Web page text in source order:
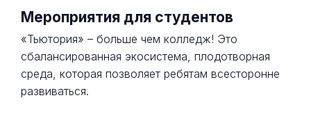
Мероприятия для студентов
«Тьютория» – больше чем колледж! Это
сбалансированная экосистема, плодотворная
среда, которая позволяет ребятам всесторонне
развиваться.